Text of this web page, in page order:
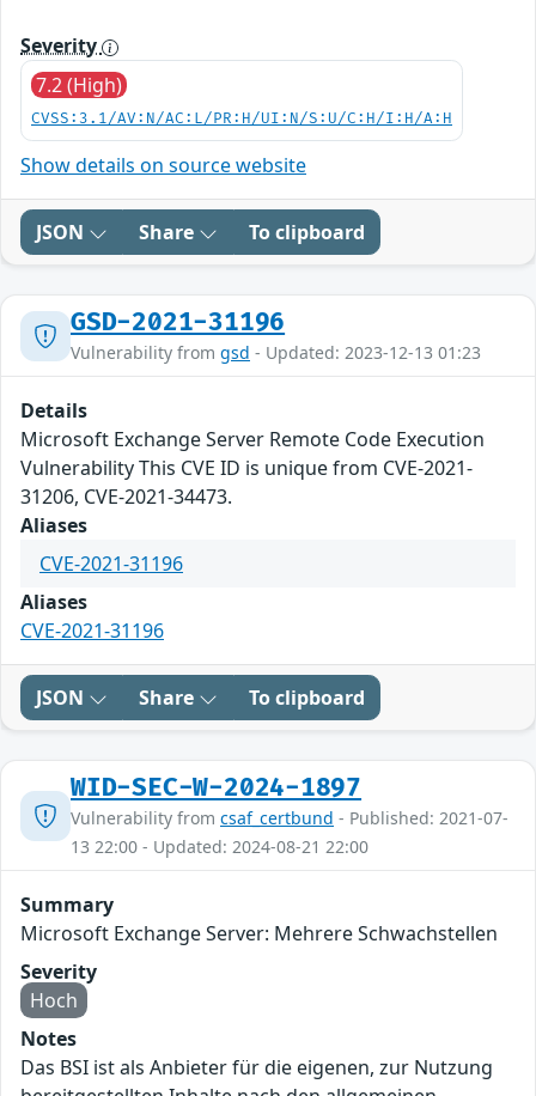
Severity
7.2 (High)
CVSS:3.1/AV:N/AC:L/PR:H/UI:N/S:U/C:H/I:H/A:H
Show details on source website
JSON Share To clipboard
GSD-2021-31196
Vulnerability from gsd - Updated: 2023-12-13 01:23
Details
Microsoft Exchange Server Remote Code Execution
Vulnerability This CVE ID is unique from CVE-2021-
31206, CVE-2021-34473.
Aliases
CVE-2021-31196
Aliases
CVE-2021-31196
JSON Share To clipboard
WID-SEC-W-2024-1897
Vulnerability from csaf_certbund - Published: 2021-07-
13 22:00 - Updated: 2024-08-21 22:00
Summary
Microsoft Exchange Server: Mehrere Schwachstellen
Severity
Hoch
Notes
Das BSI ist als Anbieter für die eigenen, zur Nutzung